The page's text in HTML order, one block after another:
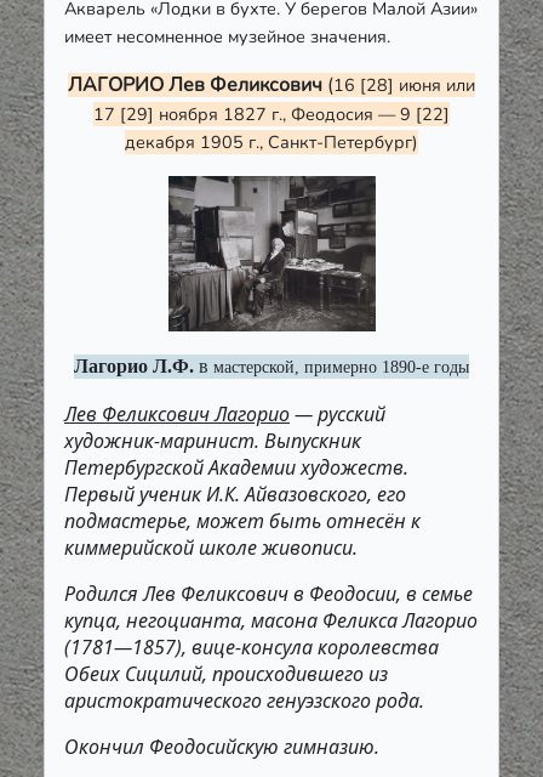
Акварель «Лодки в бухте. У берегов Малой Азии»
имеет несомненное музейное значения.
ЛАГОРИО Лев Феликсович (16 [28] июня или
17 [29] ноября 1827 г., Феодосия — 9 [22]
декабря 1905 г., Санкт-Петербург)
Лагорио Л.Ф. в мастерской, примерно 1890-е годы
Лев Феликсович Лагорио— русский
художник-маринист. Выпускник
Петербургской Академии художеств.
Первый ученик И.К. Айвазовского, его
подмастерье, может быть отнесён к
киммерийской школе живописи.
Родился Лев Феликсович в Феодосии, в семье
купца, негоцианта, масона Феликса Лагорио
(1781—1857), вице-консула королевства
Обеих Сицилий, происходившего из
аристократического генуэзского рода.
Окончил Феодосийскую гимназию.